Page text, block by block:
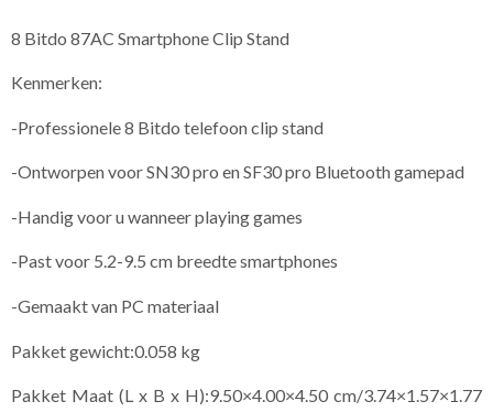
8 Bitdo 87AC Smartphone Clip Stand
Kenmerken:
-Professionele 8 Bitdo telefoon clip stand
-Ontworpen voor SN30 pro en SF30 pro Bluetooth gamepad
-Handig voor u wanneer playing games
-Past voor 5.2-9.5 cm breedte smartphones
-Gemaakt van PC materiaal
Pakket gewicht:0.058 kg
Pakket Maat (L x B x H):9.50×4.00×4.50 cm/3.74×1.57×1.77